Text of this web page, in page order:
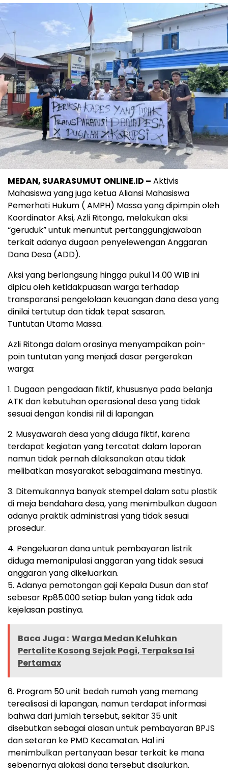
MEDAN, SUARASUMUT ONLINE.ID – Aktivis
Mahasiswa yang juga ketua Aliansi Mahasiswa
Pemerhati Hukum ( AMPH) Massa yang dipimpin oleh
Koordinator Aksi, Azli Ritonga, melakukan aksi
“geruduk” untuk menuntut pertanggungjawaban
terkait adanya dugaan penyelewengan Anggaran
Dana Desa (ADD).
Aksi yang berlangsung hingga pukul 14.00 WIB ini
dipicu oleh ketidakpuasan warga terhadap
transparansi pengelolaan keuangan dana desa yang
dinilai tertutup dan tidak tepat sasaran.
Tuntutan Utama Massa.
Azli Ritonga dalam orasinya menyampaikan poin-
poin tuntutan yang menjadi dasar pergerakan
warga:
1. Dugaan pengadaan fiktif, khususnya pada belanja
ATK dan kebutuhan operasional desa yang tidak
sesuai dengan kondisi riil di lapangan.
2. Musyawarah desa yang diduga fiktif, karena
terdapat kegiatan yang tercatat dalam laporan
namun tidak pernah dilaksanakan atau tidak
melibatkan masyarakat sebagaimana mestinya.
3. Ditemukannya banyak stempel dalam satu plastik
di meja bendahara desa, yang menimbulkan dugaan
adanya praktik administrasi yang tidak sesuai
prosedur.
4. Pengeluaran dana untuk pembayaran listrik
diduga memanipulasi anggaran yang tidak sesuai
anggaran yang dikeluarkan.
5. Adanya pemotongan gaji Kepala Dusun dan staf
sebesar Rp85.000 setiap bulan yang tidak ada
kejelasan pastinya.
Baca Juga : Warga Medan Keluhkan
Pertalite Kosong Sejak Pagi, Terpaksa Isi
Pertamax
6. Program 50 unit bedah rumah yang memang
terealisasi di lapangan, namun terdapat informasi
bahwa dari jumlah tersebut, sekitar 35 unit
disebutkan sebagai alasan untuk pembayaran BPJS
dan setoran ke PMD Kecamatan. Hal ini
menimbulkan pertanyaan besar terkait ke mana
sebenarnya alokasi dana tersebut disalurkan.